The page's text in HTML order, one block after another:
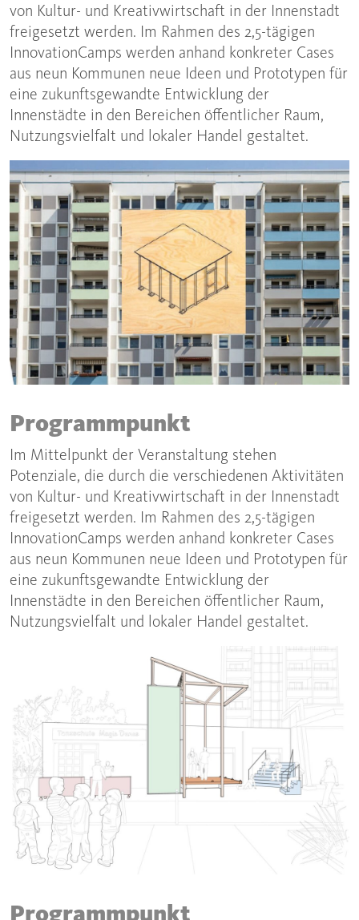
von Kultur- und Kreativwirtschaft in der Innenstadt
freigesetzt werden. Im Rahmen des 2,5-tägigen
InnovationCamps werden anhand konkreter Cases
aus neun Kommunen neue Ideen und Prototypen für
eine zukunftsgewandte Entwicklung der
Innenstädte in den Bereichen öffentlicher Raum,
Nutzungsvielfalt und lokaler Handel gestaltet.
Programmpunkt
Im Mittelpunkt der Veranstaltung stehen
Potenziale, die durch die verschiedenen Aktivitäten
von Kultur- und Kreativwirtschaft in der Innenstadt
freigesetzt werden. Im Rahmen des 2,5-tägigen
InnovationCamps werden anhand konkreter Cases
aus neun Kommunen neue Ideen und Prototypen für
eine zukunftsgewandte Entwicklung der
Innenstädte in den Bereichen öffentlicher Raum,
Nutzungsvielfalt und lokaler Handel gestaltet.